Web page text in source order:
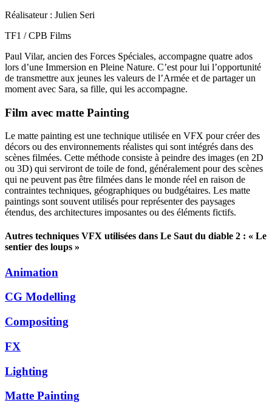
Réalisateur : Julien Seri
TF1 / CPB Films
Paul Vilar, ancien des Forces Spéciales, accompagne quatre ados
lors d’une Immersion en Pleine Nature. C’est pour lui l’opportunité
de transmettre aux jeunes les valeurs de l’Armée et de partager un
moment avec Sara, sa fille, qui les accompagne.
Film avec matte Painting
Le matte painting est une technique utilisée en VFX pour créer des
décors ou des environnements réalistes qui sont intégrés dans des
scènes filmées. Cette méthode consiste à peindre des images (en 2D
ou 3D) qui serviront de toile de fond, généralement pour des scènes
qui ne peuvent pas être filmées dans le monde réel en raison de
contraintes techniques, géographiques ou budgétaires. Les matte
paintings sont souvent utilisés pour représenter des paysages
étendus, des architectures imposantes ou des éléments fictifs.
Autres techniques VFX utilisées dans Le Saut du diable 2 : « Le
sentier des loups »
Animation
CG Modelling
Compositing
FX
Lighting
Matte Painting